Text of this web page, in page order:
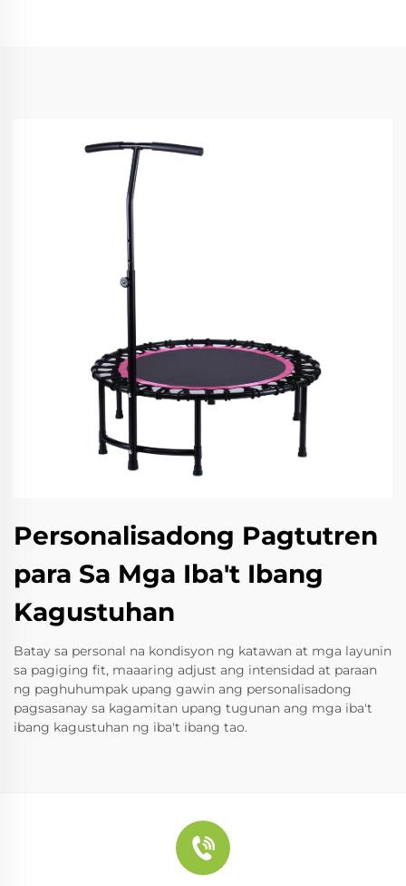
Personalisadong Pagtutren
para Sa Mga Iba't Ibang
Kagustuhan
Batay sa personal na kondisyon ng katawan at mga layunin
sa pagiging fit, maaaring adjust ang intensidad at paraan
ng paghuhumpak upang gawin ang personalisadong
pagsasanay sa kagamitan upang tugunan ang mga iba't
ibang kagustuhan ng iba't ibang tao.